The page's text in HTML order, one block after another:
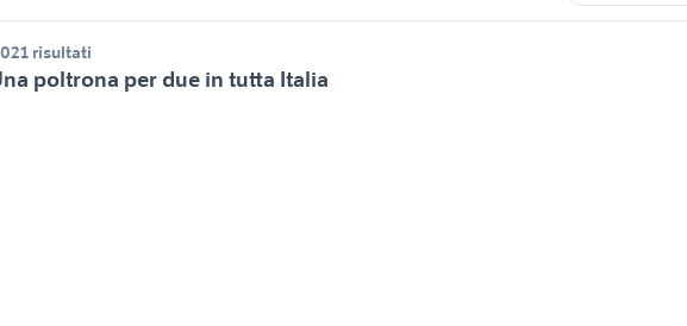
risultati
poltrona per due in tutta Italia